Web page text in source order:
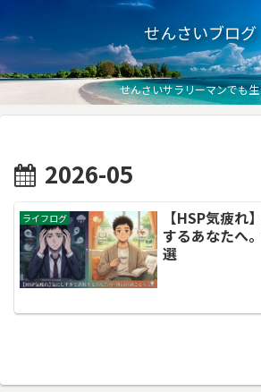
せんさいブログ
せんさいサラリーマンでも
2026-05
ライフログ
【HSP気疲れ
するあなたへ
選